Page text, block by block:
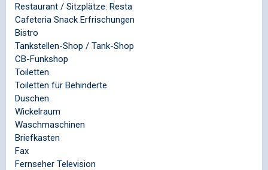
Restaurant / Sitzplätze: Resta
Cafeteria Snack Erfrischungen
Bistro
Tankstellen-Shop / Tank-Shop
CB-Funkshop
Toiletten
Toiletten für Behinderte
Duschen
Wickelraum
Waschmaschinen
Briefkasten
Fax
Fernseher Television